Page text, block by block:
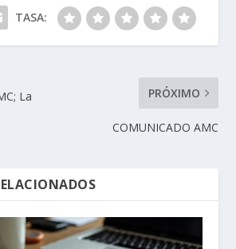
TASA:
La
PRÓXIMO
COMUNICADO AMC